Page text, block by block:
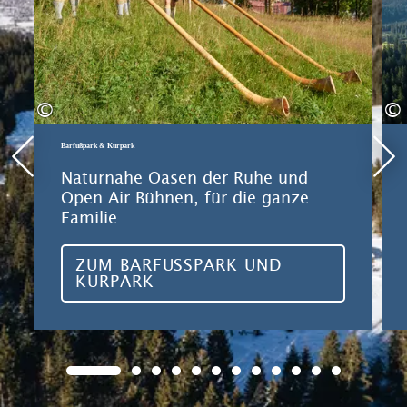
©
Barfußpark & Kurpark
Naturnahe Oasen der Ruhe und
Open Air Bühnen, für die ganze
Familie
ZUM BARFUSSPARK UND K
URPARK
©